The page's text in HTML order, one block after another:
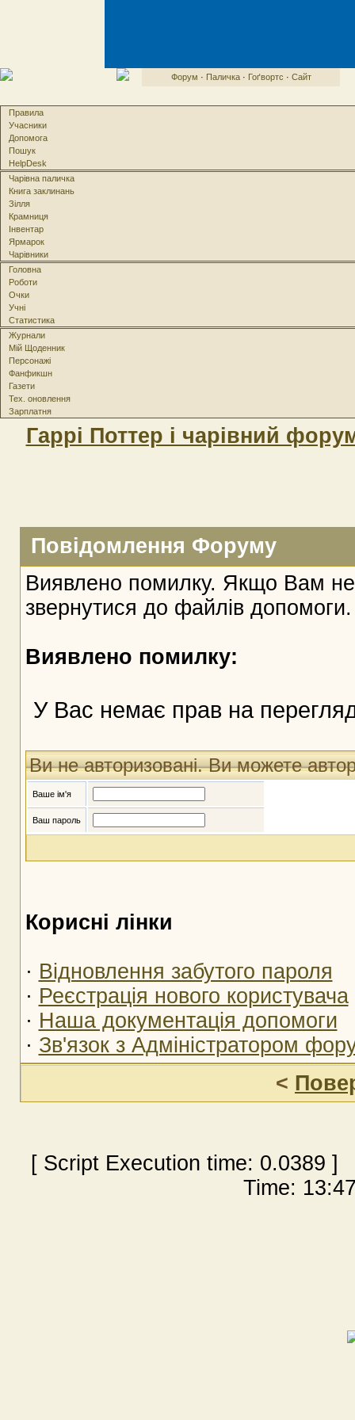
Форум · Паличка· Гоґвортс · Сайт
Правила
Учасники
Допомога
Пошук
HelpDesk
Чарівна паличка
Книга заклинань
Зілля
Крамниця
Інвентар
Ярмарок
Чарівники
Головна
Роботи
Очки
Учні
Статистика
Журнали
Мій Щоденник
Персонажі
Фанфикшн
Газети
Тех. оновлення
Зарплатня
Гаррі Поттер і чарівний
Повідомлення Форуму
Виявлено помилку. Якщо Вам
звернутися до файлів допомоги.
Виявлено помилку:
У Вас немає прав на перегляд
Ви не авторизовані. Ви можете
Ваше ім'я
Ваш пароль
Корисні лінки
· Відновлення забутого пароля
· Реєстрація нового користувача
· Наша документація допомоги
· Зв'язок з Адміністратором
<
[ Script Execution time: 0.0389 ]
Time: